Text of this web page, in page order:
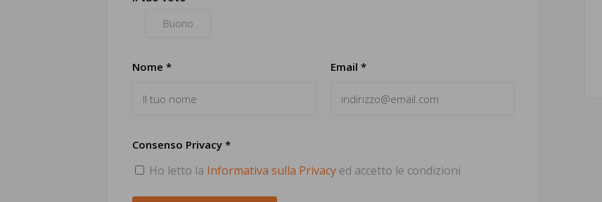
Buono
Nome * Email *
Consenso Privacy *
Ho letto la Informativa sulla Privacy ed accetto le condizioni